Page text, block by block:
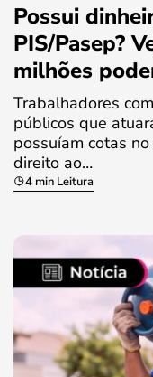
Possui
PIS/Pasep?
milhões
Trabalhadores
públicos que
possuíam cotas
direito ao…
4 min Leitura